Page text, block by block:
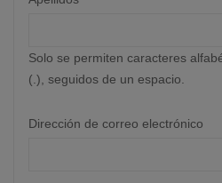
Solo se permiten caracteres
(.), seguidos de un espacio.
Dirección de correo electrónico